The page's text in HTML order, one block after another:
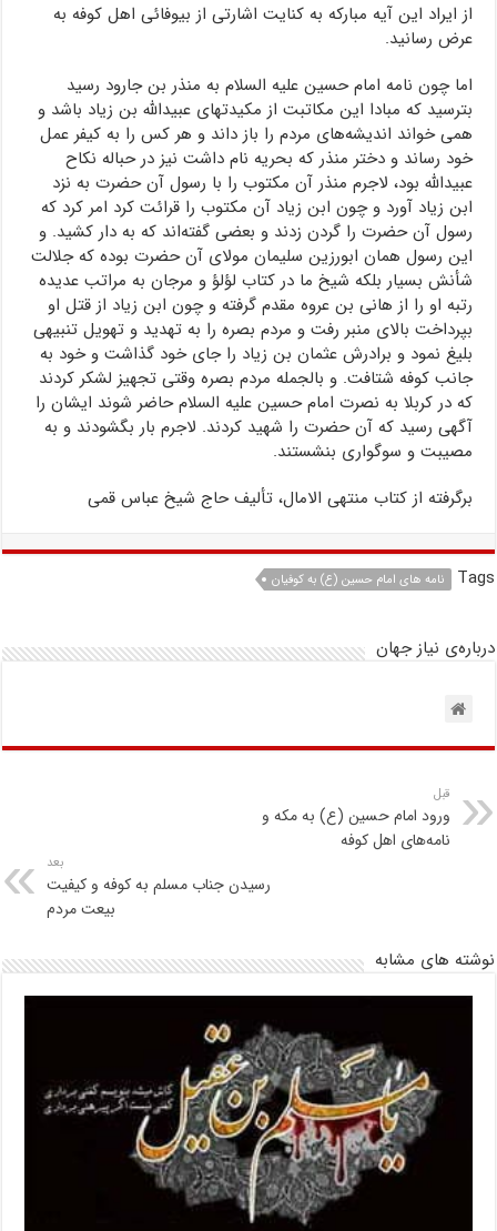
از ایراد این آیه مبارکه به کنایت اشارتی از بیوفائی اهل کوفه به
عرض رسانید.
اما چون نامه امام حسین علیه السلام به منذر بن جارود رسید
بترسید که مبادا این مکاتبت از مکیدتهای عبیدالله بن زیاد باشد و
همی خواند اندیشه‌های مردم را باز داند و هر کس را به کیفر عمل
خود رساند و دختر منذر که بحریه نام داشت نیز در حباله نکاح
عبیدالله بود، لاجرم منذر آن مکتوب را با رسول آن حضرت به نزد
ابن زیاد آورد و چون ابن زیاد آن مکتوب را قرائت کرد امر کرد که
رسول آن حضرت را گردن زدند و بعضی گفته‌اند که به دار کشید. و
این رسول همان ابورزین سلیمان مولای آن حضرت بوده که جلالت
شأنش بسیار بلکه شیخ ما در کتاب لؤلؤ و مرجان به مراتب عدیده
رتبه او را از هانی بن عروه مقدم گرفته و چون ابن زیاد از قتل او
بپرداخت بالای منبر رفت و مردم بصره را به تهدید و تهویل تنبیهی
بلیغ نمود و برادرش عثمان بن زیاد را جای خود گذاشت و خود به
جانب کوفه شتافت. و بالجمله مردم بصره وقتی تجهیز لشکر کردند
که در کربلا به نصرت امام حسین علیه السلام حاضر شوند ایشان را
آگهی رسید که آن حضرت را شهید کردند. لاجرم بار بگشودند و به
مصیبت و سوگواری بنشستند.
برگرفته از کتاب منتهی الامال، تألیف حاج شیخ عباس قمی
Tags نامه های امام حسین (ع) به کوفیان
درباره‌ی نیاز جهان
قبل
ورود امام حسین (ع) به مکه و
نامه‌های اهل کوفه
بعد
رسیدن جناب مسلم به کوفه و کیفیت
بیعت مردم
نوشته های مشابه